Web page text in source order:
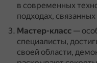
в современных
подходах,
Мастер-класс —
специалисты,
своей области,